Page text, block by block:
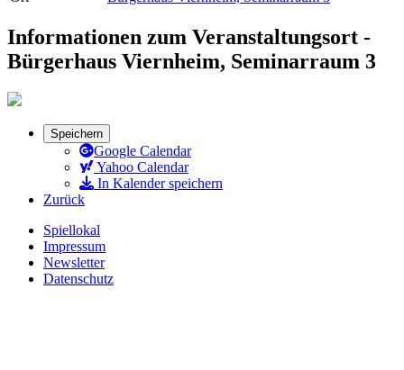
Informationen zum Veranstaltungsort -
Bürgerhaus Viernheim, Seminarraum 3
Speichern
Google Calendar
Yahoo Calendar
In Kalender speichern
Zurück
Spiellokal
Impressum
Newsletter
Datenschutz